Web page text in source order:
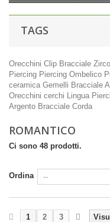
TAGS
Orecchini Clip Bracciale
Piercing Piercing Ombelico
ceramica Gemelli Bracciale
Orecchini cerchi Lingua
Argento Bracciale Corda
ROMANTICO
Ci sono 48 prodotti.
Ordina
1 2 3